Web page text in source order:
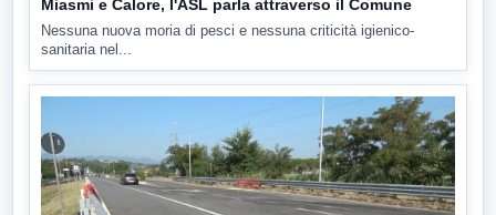
Miasmi e Calore, l'ASL parla attraverso il Comune
Nessuna nuova moria di pesci e nessuna criticità igienico-
sanitaria nel...